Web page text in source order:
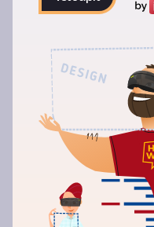
Fúú projekty